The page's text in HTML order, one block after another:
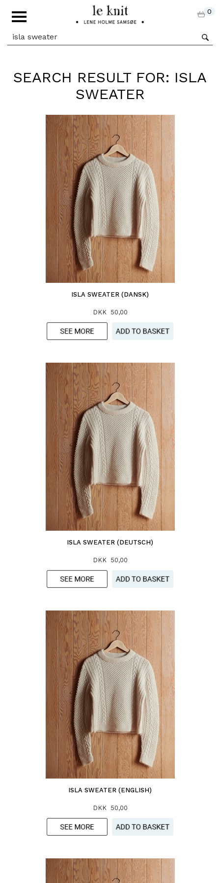
0
SEARCH RESULT FOR: ISLA
SWEATER
ISLA SWEATER (DANSK)
DKK 50,00
ISLA SWEATER (DEUTSCH)
DKK 50,00
ISLA SWEATER (ENGLISH)
DKK 50,00